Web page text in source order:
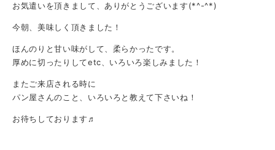
お気遣いを頂きまして、ありがとうございます(*^-^*)
今朝、美味しく頂きました！
ほんのりと甘い味がして、柔らかったです。
厚めに切ったりしてetc、いろいろ楽しみました！
またご来店される時に
パン屋さんのこと、いろいろと教えて下さいね！
お待ちしております♬